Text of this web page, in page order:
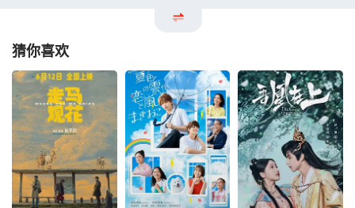
猜你喜欢